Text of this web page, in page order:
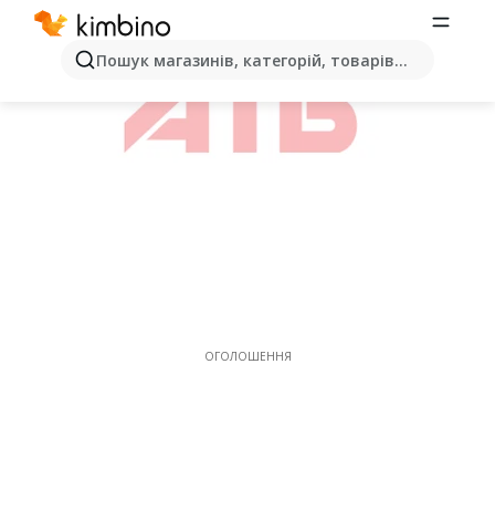
Пошук магазинів, категорій, товарів...
ОГОЛОШЕННЯ